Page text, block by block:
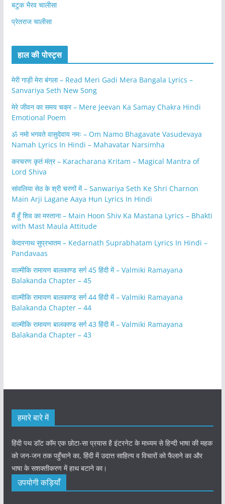
बटुक भैरव चालीसा
प्रेतराज चालीसा
हाल की पोस्ट्स
मेरी गाड़ी मेरा बंगला – Read Meri Gadi Mera Bangala Lyrics –
Sanvariya Seth New Song
मेरे जीवन का समय चक्र – Mere Jeevan Ka Samay Chakra Hindi
Emotional Poem
ॐ नमो भगवते वासुदेवाय नमः – Om Namo Bhagavate Vasudevaya
Namah Lyrics In Hindi – Mahavatar Narsimha
करचरण कृतं मंत्र – Karacharana Kritam – Magical Mantra of
Lord Shiva
सांवलिया सेठ के श्री चरणों में – Sanwariya Seth Ke Shri Charnon
Main Arji Lagane Aaya Hun Lyrics In Hindi
मैं हूँ शिव का मस्ताना – Main Hoon Shiv Ka Mastana Lyrics – Bhakti
with Mast Maula Attitude
केदारनाथ सुप्रभातम – Kedarnath Suprabhatam Lyrics In Hindi –
Pandavaas
वाल्मीकि रामायण बालकाण्ड सर्ग 45 हिंदी में – Valmiki Ramayana
Balakanda Chapter – 45
वाल्मीकि रामायण बालकाण्ड सर्ग 44 हिंदी में – Valmiki Ramayana
Balakanda Chapter – 44
वाल्मीकि रामायण बालकाण्ड सर्ग 43 हिंदी में – Valmiki Ramayana
Balakanda Chapter – 43
हमारे बारे में
हिंदी पथ डॉट कॉम एक छोटा-सा प्रयास है इंटरनेट के माध्यम से हिन्दी भाषा की महक
को जन-जन तक पहुँचाने का, हिंदी में उदात्त साहित्य व विचारों को फैलाने का और
भाषा के सशक्तीकरण में हाथ बटाने का।
उपयोगी कड़ियाँ